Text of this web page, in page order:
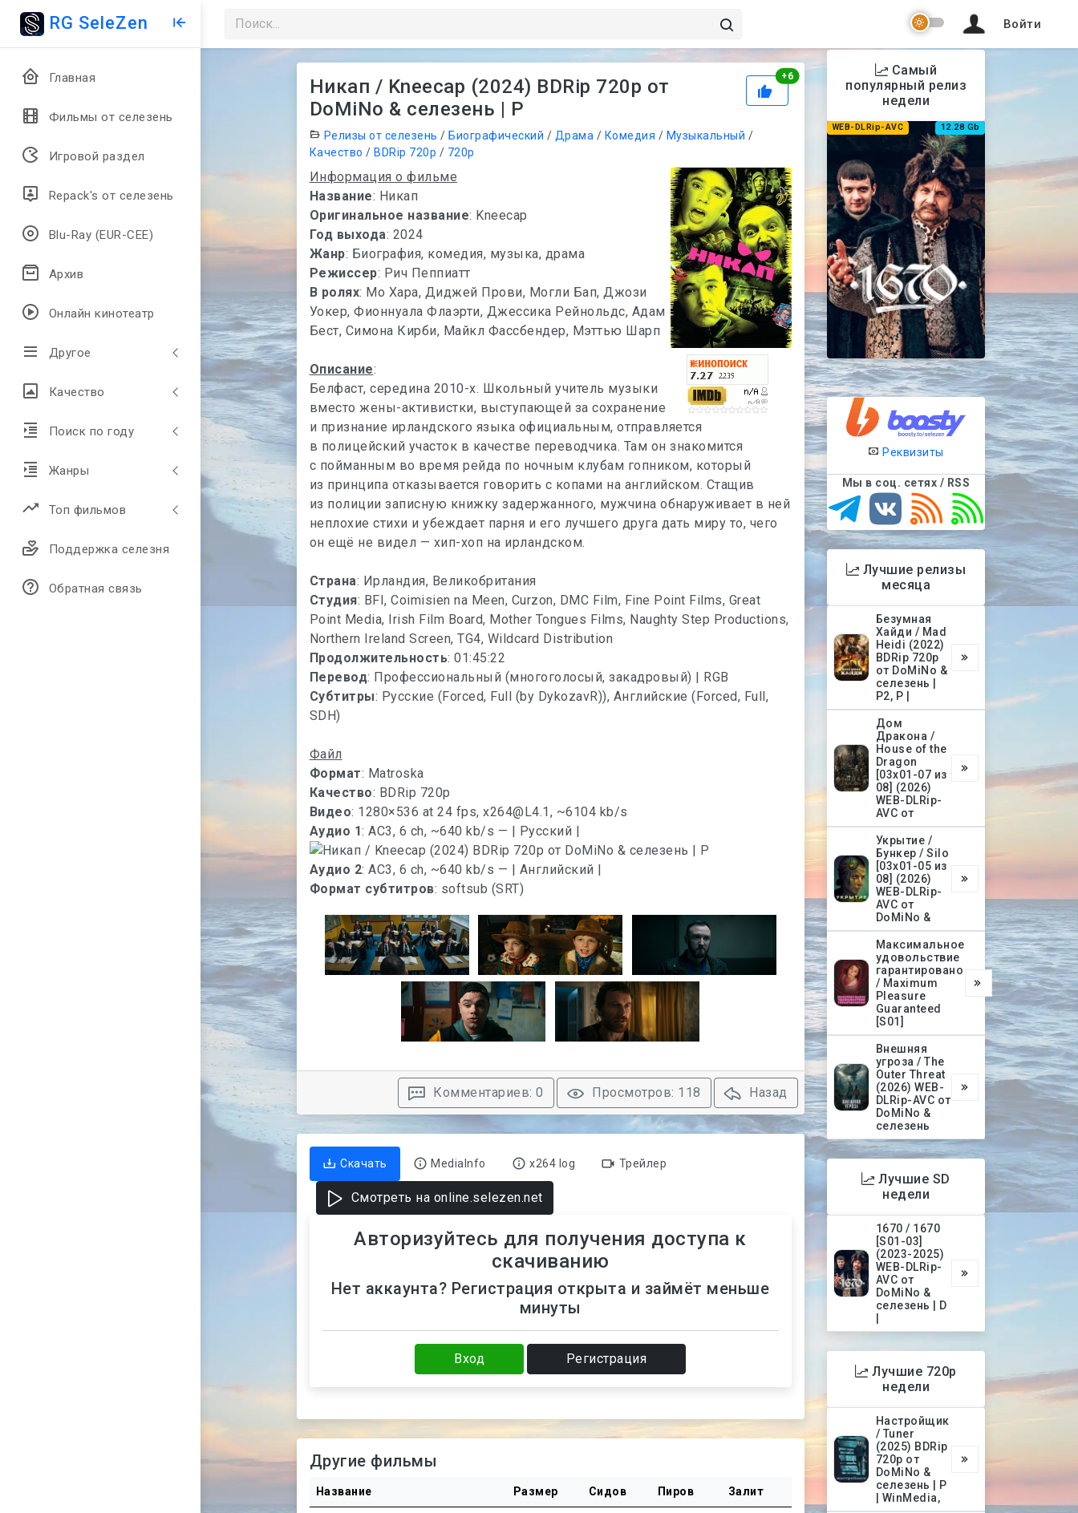
RG SeleZen
Главная
Фильмы от селезень
Игровой раздел
Repack's от селезень
Blu-Ray (EUR-CEE)
Архив
Онлайн кинотеатр
Другое
Качество
Поиск по году
Жанры
Топ фильмов
Поддержка селезня
Обратная связь
Войти
+6Рейтинг
Никап / Kneecap (2024) BDRip 720p от
DoMiNo & селезень | P
Релизы от селезень /Биографический / Драма / Комедия / Музыкальный /
Качество /BDRip 720p / 720p
Информация о фильме
Название: Никап
Оригинальное название: Kneecap
Год выхода: 2024
Жанр: Биография, комедия, музыка, драма
Режиссер: Рич Пеппиатт
В ролях: Мо Хара, Диджей Прови, Могли Бап, Джози
Уокер, Фионнуала Флаэрти, Джессика Рейнольдс, Адам
Бест, Симона Кирби, Майкл Фассбендер, Мэттью Шарп
Описание:
Белфаст, середина 2010-х. Школьный учитель музыки
вместо жены-активистки, выступающей за сохранение
и признание ирландского языка официальным, отправляется
в полицейский участок в качестве переводчика. Там он знакомится
с пойманным во время рейда по ночным клубам гопником, который
из принципа отказывается говорить с копами на английском. Стащив
из полиции записную книжку задержанного, мужчина обнаруживает в ней
неплохие стихи и убеждает парня и его лучшего друга дать миру то, чего
он ещё не видел — хип-хоп на ирландском.
Страна: Ирландия, Великобритания
Студия: BFI, Coimisien na Meen, Curzon, DMC Film, Fine Point Films, Great
Point Media, Irish Film Board, Mother Tongues Films, Naughty Step Productions,
Northern Ireland Screen, TG4, Wildcard Distribution
Продолжительность: 01:45:22
Перевод: Профессиональный (многоголосый, закадровый) | RGB
Субтитры: Русские (Forced, Full (by DykozavR)), Английские (Forced, Full,
SDH)
Файл
Формат: Matroska
Качество: BDRip 720p
Видео: 1280×536 at 24 fps,x264@L4.1, ~6104 kb/s
Аудио 1: AC3, 6 ch, ~640 kb/s — | Русский |
Аудио 2: AC3, 6 ch, ~640 kb/s — | Английский |
Формат субтитров: softsub (SRT)
Комментариев: 0 Просмотров: 118 Назад
Скачать MediaInfo x264 log Трейлер
Смотреть на online.selezen.net
Авторизуйтесь для получения доступа к
скачиванию
Нет аккаунта? Регистрация открыта и займёт меньше
минуты
Вход Регистрация
Другие фильмы
Название Размер Сидов Пиров Залит
Самый
популярный релиз
недели
WEB-DLRip-AVC 12.28 Gb
Реквизиты
Мы в соц. сетях / RSS
Лучшие релизы
месяца
Безумная
Хайди / Mad
Heidi (2022)
BDRip 720p
от DoMiNo &
селезень |
P2, P |
Дом
Дракона /
House of the
Dragon
[03х01-07 из
08] (2026)
WEB-DLRip-
AVC от
Укрытие /
Бункер / Silo
[03х01-05 из
08] (2026)
WEB-DLRip-
AVC от
DoMiNo &
Максимальное
удовольствие
гарантировано
/ Maximum
Pleasure
Guaranteed
[S01]
Внешняя
угроза / The
Outer Threat
(2026) WEB-
DLRip-AVC от
DoMiNo &
селезень
Лучшие SD
недели
1670 / 1670
[S01-03]
(2023-2025)
WEB-DLRip-
AVC от
DoMiNo &
селезень | D
Лучшие 720p
недели
Настройщик
/ Tuner
(2025) BDRip
720p от
DoMiNo &
селезень | P
| WinMedia,